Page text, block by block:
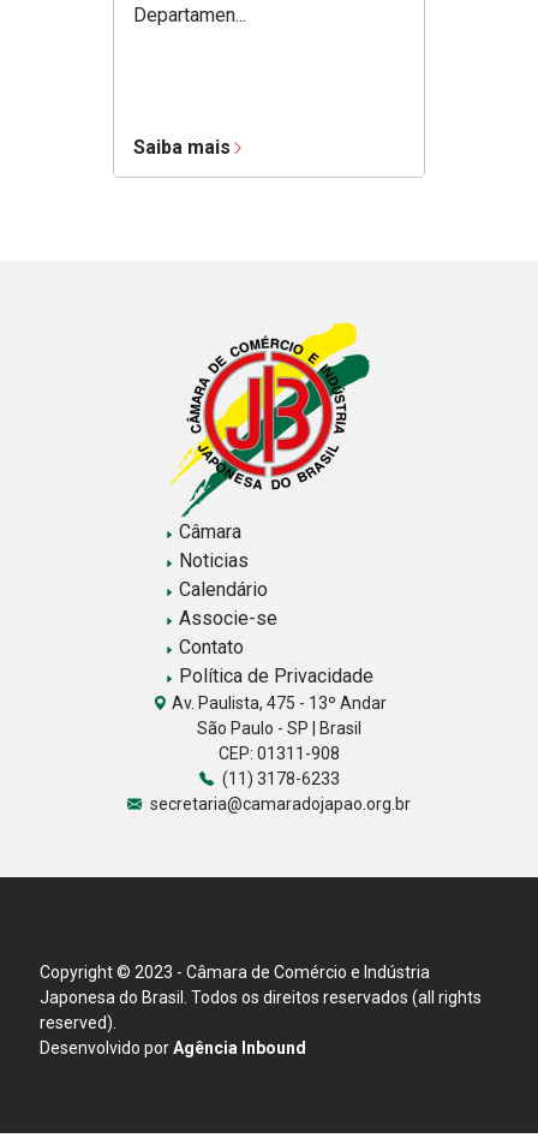
Departamen...
Saiba mais
Câmara
Noticias
Calendário
Associe-se
Contato
Política de Privacidade
Av. Paulista, 475 - 13º Andar
São Paulo - SP | Brasil
CEP: 01311-908
(11) 3178-6233
secretaria@camaradojapao.org.br
Copyright © 2023 - Câmara de Comércio e Indústria
Japonesa do Brasil. Todos os direitos reservados (all rights
reserved).
Desenvolvido porAgência Inbound